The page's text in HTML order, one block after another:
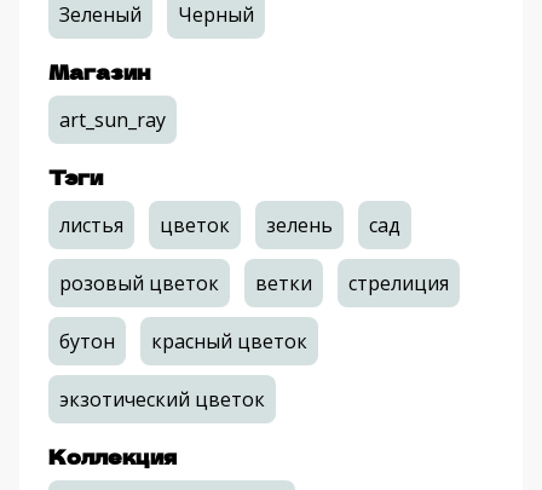
Зеленый Черный
Магазин
art_sun_ray
Тэги
листья цветок зелень сад
розовый цветок ветки стрелиция
бутон красный цветок
экзотический цветок
Коллекция